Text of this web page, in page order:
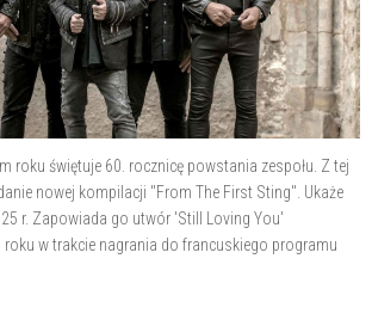
roku świętuje 60. rocznicę powstania zespołu. Z tej
nowej kompilacji "From The First Sting". Ukaże
r. Zapowiada go utwór 'Still Loving You'
roku w trakcie nagrania do francuskiego programu